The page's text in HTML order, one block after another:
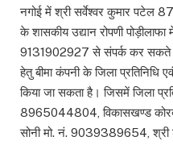
नगोई में श्री सर्वेश्वर कुमार पटेल
के शासकीय उद्यान रोपणी पोड़ीलाफा
9131902927 से संपर्क कर सकते
हेतु बीमा कंपनी के जिला प्रतिनिधि
किया जा सकता है। जिसमें जिला
8965044804, विकासखण्ड कोरबा
सोनी मो. नं. 9039389654, श्री